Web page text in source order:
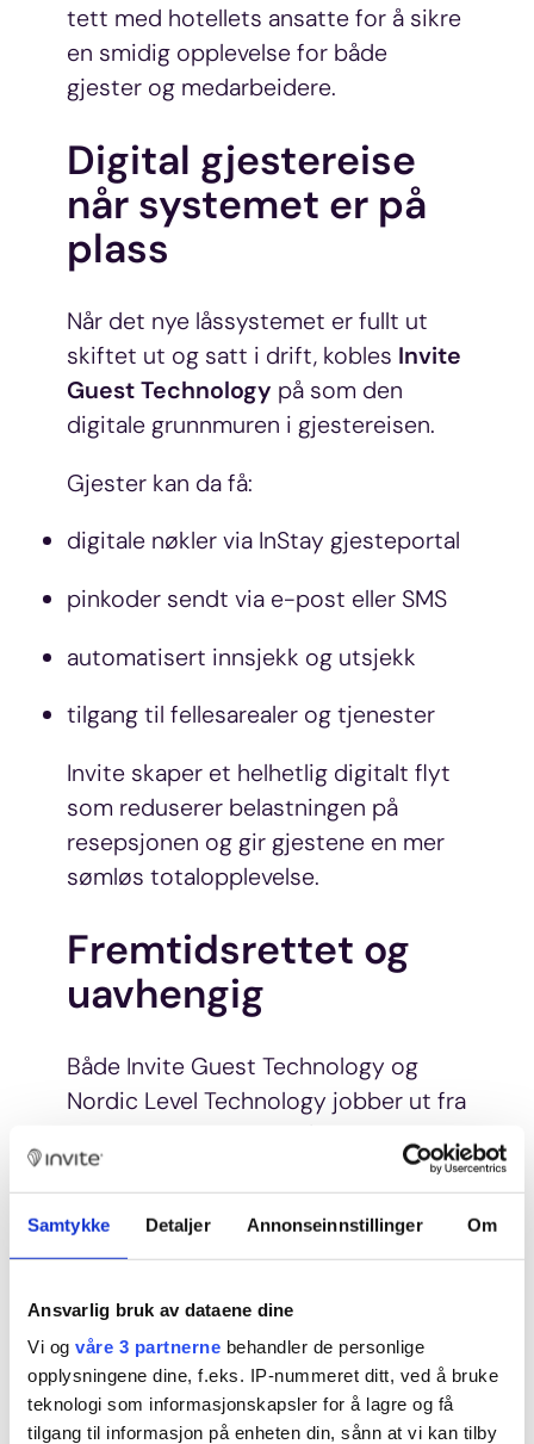
Samtykke Detaljer Annonseinnstillinger Om
Ansvarlig bruk av dataene dine
Vi og våre 3 partnerne behandler de personlige
opplysningene dine, f.eks. IP-nummeret ditt, ved å bruke
teknologi som informasjonskapsler for å lagre og få
tilgang til informasjon på enheten din, sånn at vi kan tilby
tett med hotellets ansatte for å sikre
en smidig opplevelse for både
gjester og medarbeidere.
Digital gjestereise
når systemet er på
plass
Når det nye låssystemet er fullt ut
skiftet ut og satt i drift, kobles Invite
Guest Technology på som den
digitale grunnmuren i gjestereisen.
Gjester kan da få:
digitale nøkler via InStay gjesteportal
pinkoder sendt via e-post eller SMS
automatisert innsjekk og utsjekk
tilgang til fellesarealer og tjenester
Invite skaper et helhetlig digitalt flyt
som reduserer belastningen på
resepsjonen og gir gjestene en mer
sømløs totalopplevelse.
Fremtidsrettet og
uavhengig
Både Invite Guest Technology og
Nordic Level Technology jobber ut fra
en felles ambisjon om å skape en
fleksibel og fremtidsrettet helhet, der
lås, adgang og den digitale
gjestereisen kan videreutvikles over
Løsningen bygger på et
leverandøruavhengig prinsipp, der
hotellet ikke bindes til én enkelt
produsent eller plattform. Nordic